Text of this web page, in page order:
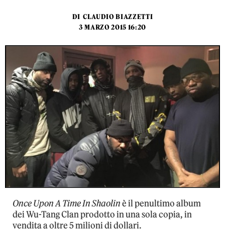
DI CLAUDIO BIAZZETTI
3 MARZO 2015 16:20
Once Upon A Time In Shaolinè il penultimo album
dei Wu-Tang Clan prodotto in una sola copia, in
vendita a oltre 5 milioni di dollari.